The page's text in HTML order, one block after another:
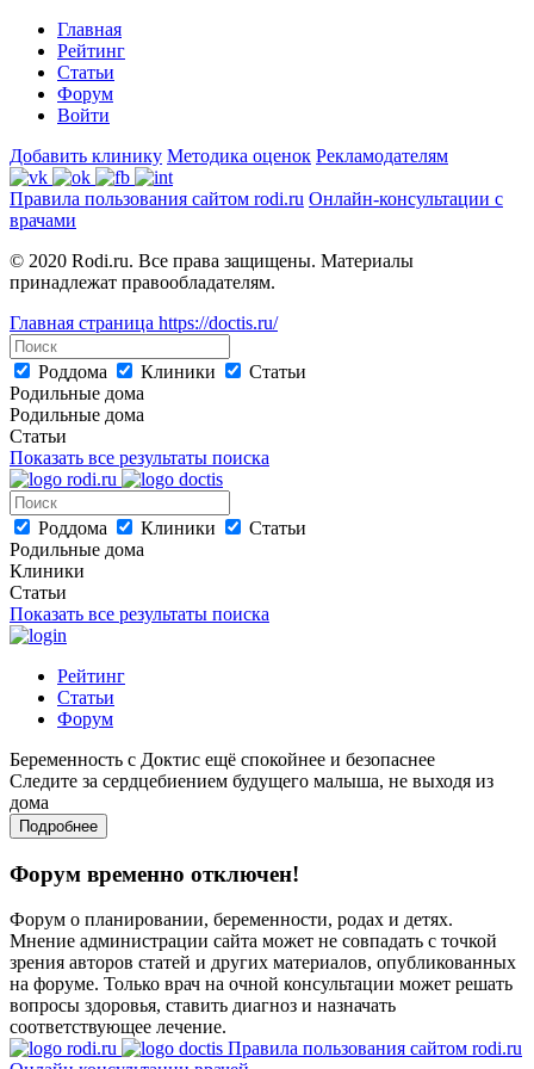
Главная
Рейтинг
Статьи
Форум
Войти
Добавить клинику Методика оценок Рекламодателям
Правила пользования сайтом rodi.ru Онлайн-консультации с
врачами
© 2020 Rodi.ru. Все права защищены. Материалы
принадлежат правообладателям.
Главная страница https://doctis.ru/
Роддома Клиники
Статьи
Родильные дома
Родильные дома
Статьи
Показать все результаты поиска
Роддома Клиники
Статьи
Родильные дома
Клиники
Статьи
Показать все результаты поиска
Рейтинг
Статьи
Форум
Беременность с Доктис ещё спокойнее и безопаснее
Следите за сердцебиением будущего малыша, не выходя из
дома
Подробнее
Форум временно отключен!
Форум о планировании, беременности, родах и детях.
Мнение администрации сайта может не совпадать с точкой
зрения авторов статей и других материалов, опубликованных
на форуме. Только врач на очной консультации может решать
вопросы здоровья, ставить диагноз и назначать
соответствующее лечение.
Правила пользования сайтом rodi.ru